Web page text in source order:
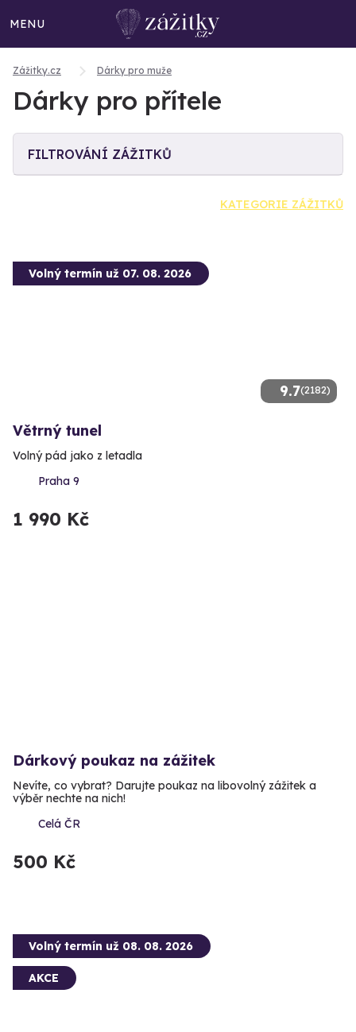
MENU
Zážitky.cz Dárky pro muže
Dárky pro přítele
FILTROVÁNÍ ZÁŽITKŮ
KATEGORIE ZÁŽITKŮ
9.7(2182)
Volný termín už 07. 08. 2026
Větrný tunel
Volný pád jako z letadla
Praha 9
1 990 Kč
Dárkový poukaz na zážitek
Nevíte, co vybrat? Darujte poukaz na libovolný zážitek a
výběr nechte na nich!
Celá ČR
500 Kč
Volný termín už 08. 08. 2026
AKCE